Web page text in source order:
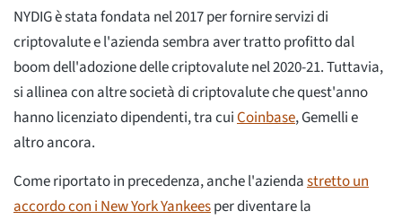
NYDIG è stata fondata nel 2017 per fornire servizi di
criptovalute e l'azienda sembra aver tratto profitto dal
boom dell'adozione delle criptovalute nel 2020-21. Tuttavia,
si allinea con altre società di criptovalute che quest'anno
hanno licenziato dipendenti, tra cuiCoinbase, Gemelli e
altro ancora.
Come riportato in precedenza, anche l'aziendastretto un
accordo con i New York Yankeesper diventare la